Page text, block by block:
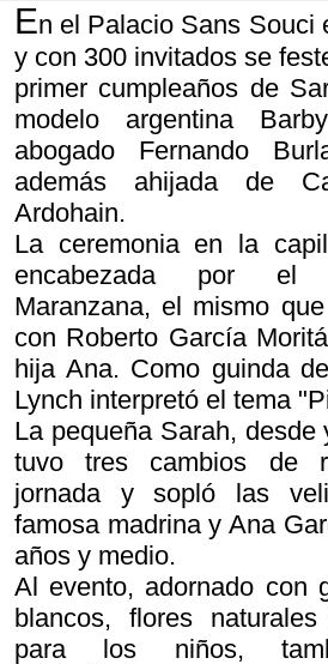
En el Palacio Sans Souci
y con 300 invitados se
primer cumpleaños de
modelo argentina
abogado Fernando
además ahijada de
Ardohain.
La ceremonia en la
encabezada por el
Maranzana, el mismo
con Roberto García
hija Ana. Como guinda
Lynch interpretó el tema
La pequeña Sarah, desde
tuvo tres cambios de
jornada y sopló las
famosa madrina y Ana
años y medio.
Al evento, adornado con
blancos, flores
para los niños,